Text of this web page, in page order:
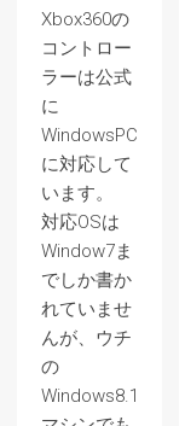
Xbox360の
コントロー
ラーは公式
に
WindowsPC
に対応して
います。
対応OSは
Window7ま
でしか書か
れていませ
んが、ウチ
の
Windows8.1